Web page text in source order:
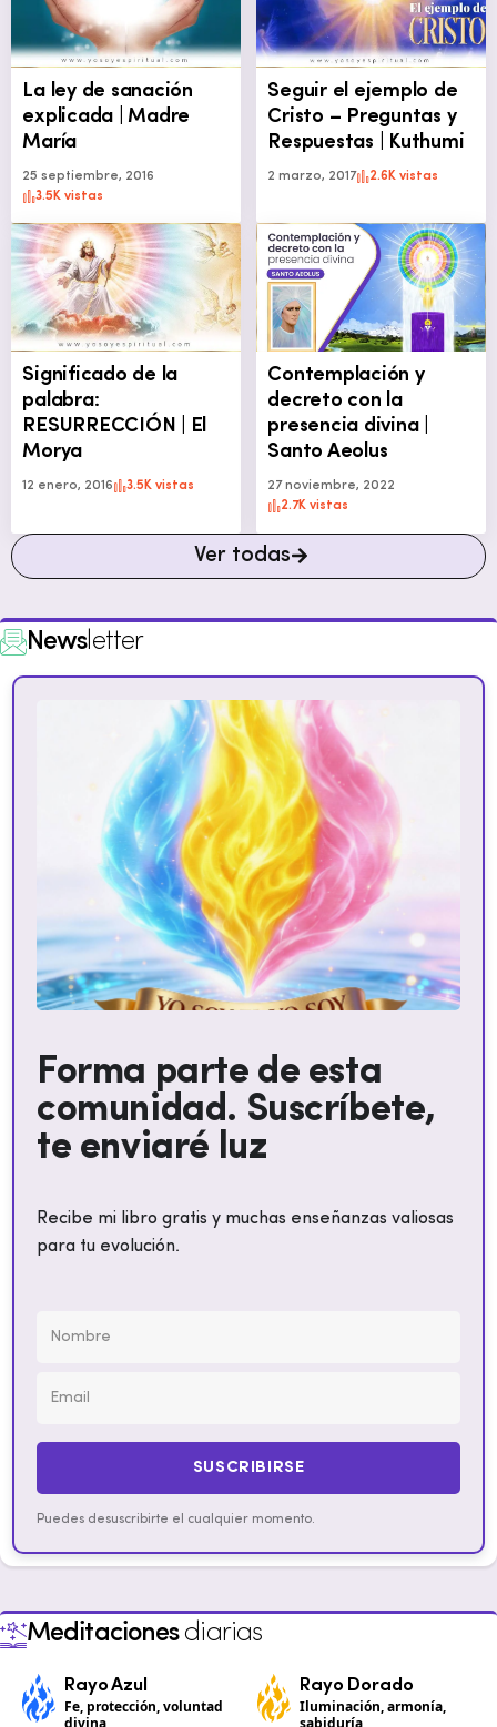
La ley de sanación
explicada | Madre
María
25 septiembre, 2016
3.5K vistas
Seguir el ejemplo de
Cristo – Preguntas y
Respuestas | Kuthumi
2 marzo, 2017 2.6K vistas
Significado de la
palabra:
RESURRECCIÓN | El
Morya
12 enero, 2016 3.5K vistas
Contemplación y
decreto con la
presencia divina |
Santo Aeolus
27 noviembre, 2022
2.7K vistas
Ver todas
Newsletter
Forma parte de esta
comunidad. Suscríbete,
te enviaré luz
Recibe mi libro gratis y muchas enseñanzas valiosas
para tu evolución.
SUSCRIBIRSE
Puedes desuscribirte el cualquier momento.
Meditacionesdiarias
Rayo Azul
Fe, protección, voluntad
Rayo Dorado
Iluminación, armonía,